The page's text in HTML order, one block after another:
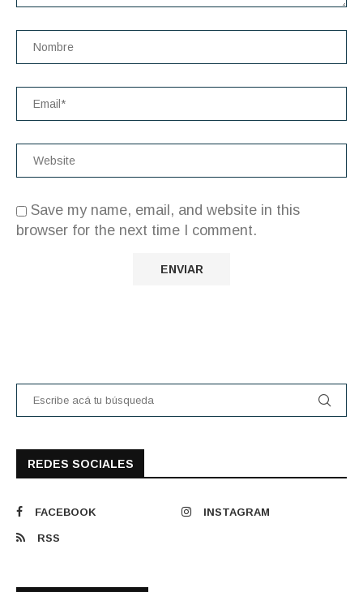
Save my name, email, and website in this
browser for the next time I comment.
REDES SOCIALES
FACEBOOK INSTAGRAM
RSS